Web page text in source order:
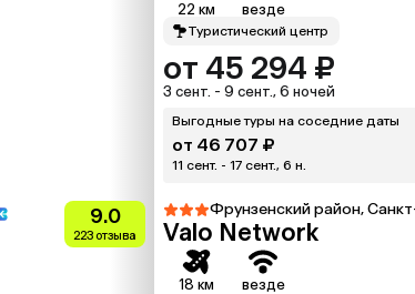
22 км везде
Туристический центр
от 45 294 ₽
3 сент. - 9 сент., 6 ночей
Выгодные туры на соседние даты
от 46 707 ₽
11 сент. - 17 сент., 6 н.
9.0
223 отзыва
Фрунзенский район,
Valo Network
18 км везде